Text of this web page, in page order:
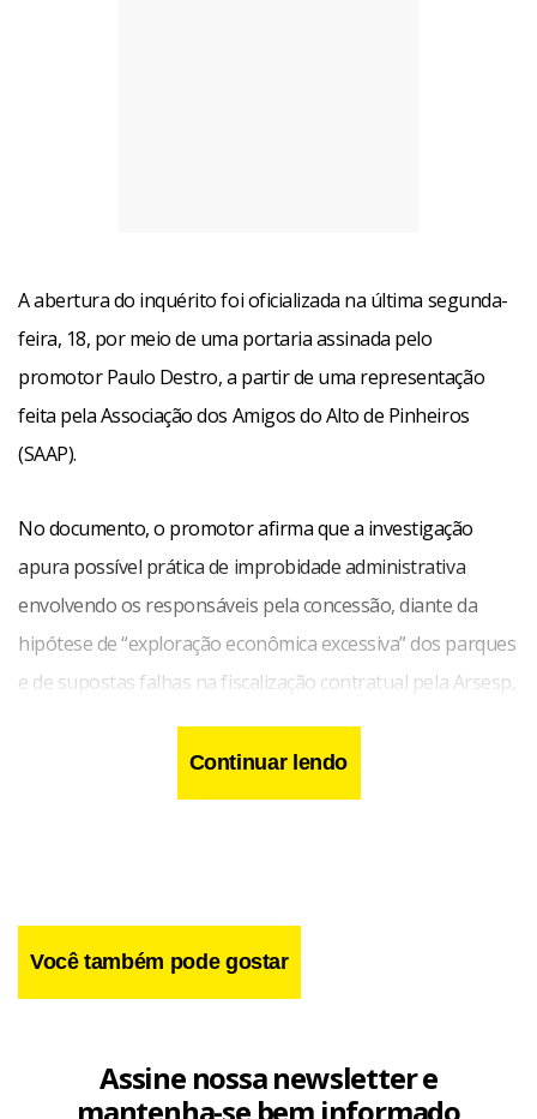
A abertura do inquérito foi oficializada na última segunda-
feira, 18, por meio de uma portaria assinada pelo
promotor Paulo Destro, a partir de uma representação
feita pela Associação dos Amigos do Alto de Pinheiros
(SAAP).
No documento, o promotor afirma que a investigação
apura possível prática de improbidade administrativa
envolvendo os responsáveis pela concessão, diante da
hipótese de “exploração econômica excessiva” dos parques
e de supostas falhas na fiscalização contratual pela Arsesp,
agência responsável pela supervisão.
Continuar lendo
Você também pode gostar
Assine nossa newsletter e
mantenha-se bem informado